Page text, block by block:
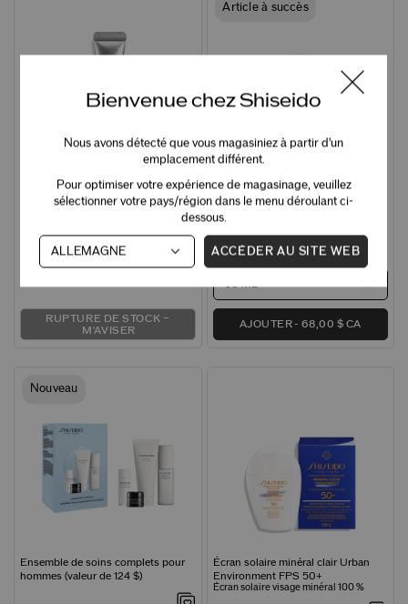
Crème Contour Revitalisant Total
Yeux Shiseido Men
Crème contour des yeux anti-âge pour
RUPTURE DE STOCK –
M'AVISER
Article à succès
Écran solaire sans huile Urban
Environment FPS 42
Lotion écran solaire quotidienne sans
huile pour le visage
2 formats
AJOUTER 68,00 $ CA
Nouveau
Ensemble de soins complets pour
hommes (valeur de 124 $)
Écran solaire minéral clair Urban
Environment FPS 50+
Écran solaire visage minéral 100 %
Bienvenue chez Shiseido
Nous avons détecté que vous magasiniez à partir d'un
emplacement différent.
Pour optimiser votre expérience de magasinage, veuillez
sélectionner votre pays/région dans le menu déroulant ci-
dessous.
ACCÉDER AU SITE WEB